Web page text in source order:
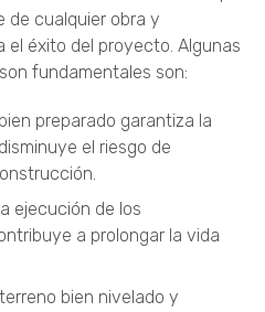
de cualquier obra y
el éxito del proyecto. Algunas
fundamentales son:
preparado garantiza la
el riesgo de
ejecución de los
a prolongar la vida
bien nivelado y